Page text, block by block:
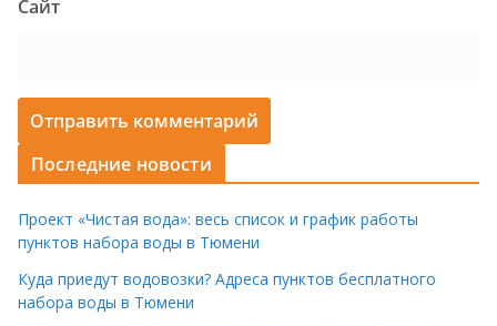
Сайт
Последние новости
Проект «Чистая вода»: весь список и график работы
пунктов набора воды в Тюмени
Куда приедут водовозки? Адреса пунктов бесплатного
набора воды в Тюмени